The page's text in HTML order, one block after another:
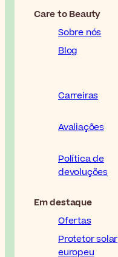
Care to Beauty
Sobre nós
Blog
Carreiras
Avaliações
Política de
devoluções
Em destaque
Ofertas
Protetor solar
europeu